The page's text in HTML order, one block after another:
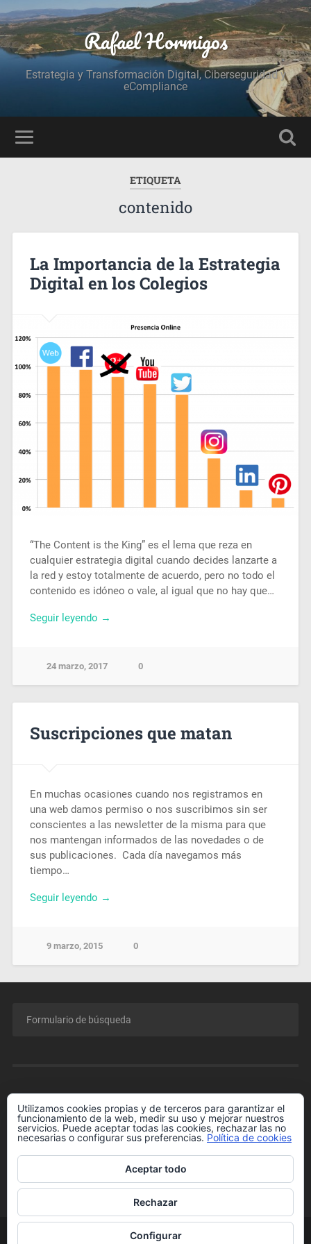
Rafael Hormigos
Estrategia y Transformación Digital, Ciberseguridad y
eCompliance
ETIQUETA
contenido
La Importancia de la Estrategia
Digital en los Colegios
“The Content is the King” es el lema que reza en
cualquier estrategia digital cuando decides lanzarte a
la red y estoy totalmente de acuerdo, pero no todo el
contenido es idóneo o vale, al igual que no hay que…
Seguir leyendo →
24 marzo, 2017 0
Suscripciones que matan
En muchas ocasiones cuando nos registramos en
una web damos permiso o nos suscribimos sin ser
conscientes a las newsletter de la misma para que
nos mantengan informados de las novedades o de
sus publicaciones. Cada día navegamos más
tiempo…
Seguir leyendo →
9 marzo, 2015 0
Conferencia GRATIS para Padres y Madres.
Enlaces de Interés
Más información sobre las cookies
Política de cookies
Utilizamos cookies propias y de terceros para garantizar el
funcionamiento de la web, medir su uso y mejorar nuestros
servicios. Puede aceptar todas las cookies, rechazar las no
necesarias o configurar sus preferencias. Política de cookies
Aceptar todo
Rechazar
Configurar